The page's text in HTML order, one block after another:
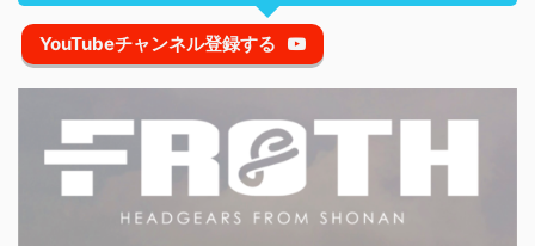
YouTubeチャンネル登録する